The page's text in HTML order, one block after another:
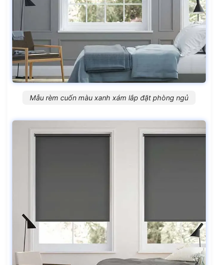
Mẫu rèm cuốn màu xanh xám lắp đặt phòng ngủ